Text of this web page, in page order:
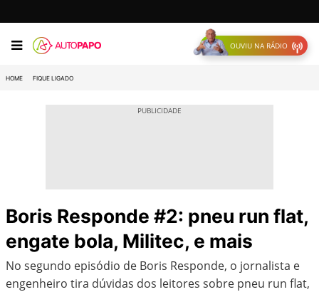
OUVIU NA RÁDIO
HOME FIQUE LIGADO
Boris Responde #2: pneu run flat,
engate bola, Militec, e mais
No segundo episódio de Boris Responde, o jornalista e
engenheiro tira dúvidas dos leitores sobre pneu run flat,